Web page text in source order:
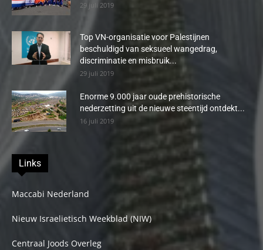
29 juli 2019
Top VN-organisatie voor Palestijnen
beschuldigd van seksueel wangedrag,
discriminatie en misbruik...
29 juli 2019
Enorme 9.000 jaar oude prehistorische
nederzetting uit de nieuwe steentijd ontdekt...
16 juli 2019
Links
Maccabi Nederland
Nieuw Israelietisch Weekblad (NIW)
Centraal Joods Overleg